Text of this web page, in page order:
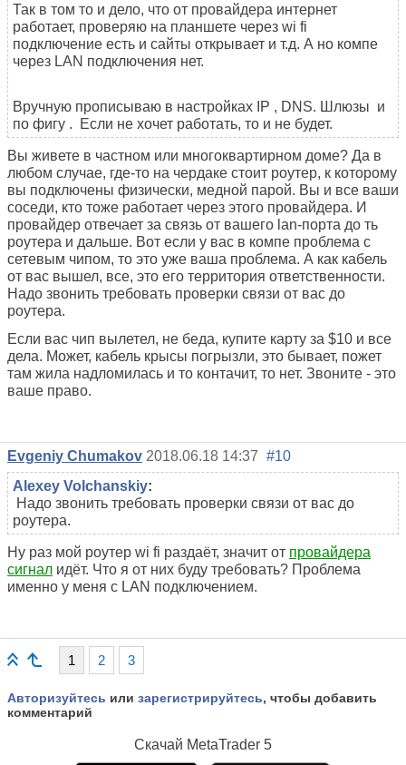
Так в том то и дело, что от провайдера интернет
работает, проверяю на планшете через wi fi
подключение есть и сайты открывает и т.д. А но компе
через LAN подключения нет.
Вручную прописываю в настройках IP , DNS. Шлюзы и
по фигу . Если не хочет работать, то и не будет.
Вы живете в частном или многоквартирном доме? Да в
любом случае, где-то на чердаке стоит роутер, к которому
вы подключены физически, медной парой. Вы и все ваши
соседи, кто тоже работает через этого провайдера. И
провайдер отвечает за связь от вашего lan-порта до ть
роутера и дальше. Вот если у вас в компе проблема с
сетевым чипом, то это уже ваша проблема. А как кабель
от вас вышел, все, это его территория ответственности.
Надо звонить требовать проверки связи от вас до
роутера.
Если вас чип вылетел, не беда, купите карту за $10 и все
дела. Может, кабель крысы погрызли, это бывает, пожет
там жила надломилась и то контачит, то нет. Звоните - это
ваше право.
Evgeniy Chumakov 2018.06.18 14:37 #10
Alexey Volchanskiy:
Надо звонить требовать проверки связи от вас до
роутера.
Ну раз мой роутер wi fi раздаёт, значит от провайдера
сигнал идёт. Что я от них буду требовать? Проблема
именно у меня с LAN подключением.
1 2 3
Авторизуйтесь или зарегистрируйтесь, чтобы добавить
комментарий
Скачай MetaTrader 5